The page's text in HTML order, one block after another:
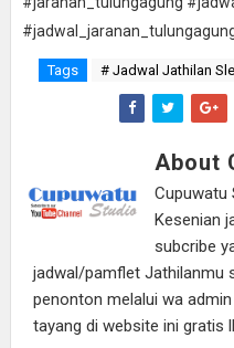
Tags # Jadwal Jathilan
About
Cupuwatu
Kesenian
subcribe
jadwal/pamflet Jathilanmu
penonton melalui wa
tayang di website ini gratis